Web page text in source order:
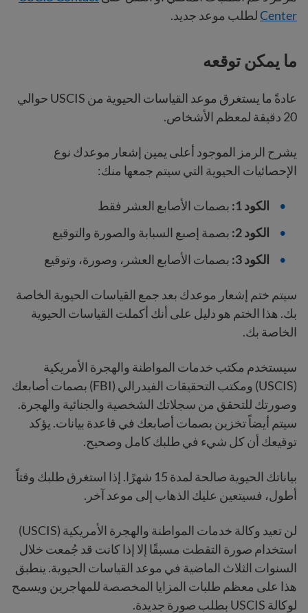
Center لطلب موعد جديد.
ما يمكن توقعه
عادةً ما يستغرق موعد القياسات الحيوية من USCIS حوالي
20 دقيقة لمعظم الأشخاص.
يشرح الرمز الموجود أعلى يمين إشعار موعدك نوع
الإحصائيات الحيوية التي سيتم جمعها منك:
الكود 1:
بصمات الأصابع العشر فقط
الكود 2:
بصمة إصبع السبابة والصورة والتوقيع
الكود 3:
بصمات الأصابع العشر، وصورة، وتوقيع
سيتم ختم إشعار موعدك بعد جمع القياسات الحيوية الخاصة
بك. هذا الختم هو دليل على أنك أكملت القياسات الحيوية
الخاصة بك.
سيستخدم مكتب خدمات المواطنة والهجرة الأمريكية
(USCIS) ومكتب التحقيقات الفيدرالي (FBI) بصمات أصابعك
وصورتك للتحقق من سجلاتك الشخصية والجنائية والهجرة.
سيتم أيضاً تخزين بصمات أصابعك في قاعدة بيانات. يؤكد
توقيعك أن كل شيء في طلبك كامل وصحيح.
بياناتك الحيوية صالحة لمدة 15 شهرًا. إذا استغرق طلبك وقتاً
أطول، فسيتعين عليك الذهاب إلى موعد آخر.
لن تعيد وكالة خدمات المواطنة والهجرة الأمريكية (USCIS)
استخدام صورة التقطت مسبقًا إلا إذا كانت قد جُمعت خلال
السنوات الثلاث الماضية في موعد القياسات الحيوية. ينطبق
هذا على معظم طلبات المزايا المخصصة للمهاجرين ويسمح
لوكالة USCIS بطلب صورة جديدة.